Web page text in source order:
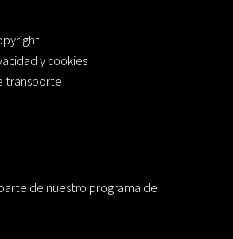
y cookies
transporte
de nuestro programa de